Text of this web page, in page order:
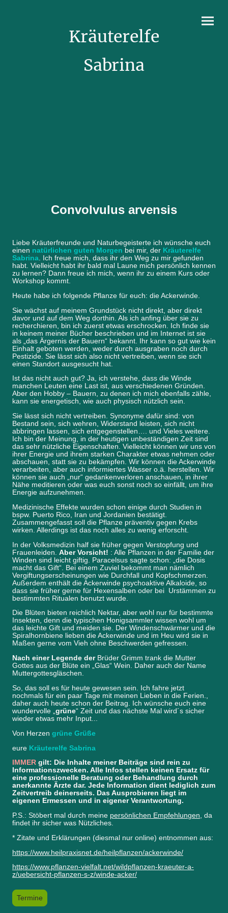
Kräuterelfe
Sabrina
Convolvulus arvensis
Liebe Kräuterfreunde und Naturbegeisterte ich wünsche euch
einen natürlichen guten Morgen bei mir, der Kräuterelfe
Sabrina . Ich freue mich, dass ihr den Weg zu mir gefunden
habt. Vielleicht habt ihr bald mal Laune mich persönlich kennen
zu lernen? Dann freue ich mich, wenn ihr zu einem Kurs oder
Workshop kommt.
Heute habe ich folgende Pflanze für euch: die Ackerwinde.
Sie wächst auf meinem Grundstück nicht direkt, aber direkt
davor und auf dem Weg dorthin. Als ich anfing über sie zu
recherchieren, bin ich zuerst etwas erschrocken. Ich finde sie
in keinem meiner Bücher beschrieben und im Internet ist sie
als „das Ärgernis der Bauern“ bekannt. Ihr kann so gut wie kein
Einhalt geboten werden, weder durch ausgraben noch durch
Pestizide. Sie lässt sich also nicht vertreiben, wenn sie sich
einen Standort ausgesucht hat.
Ist das nicht auch gut? Ja, ich verstehe, dass die Winde
manchen Leuten eine Last ist, aus verschiedenen Gründen.
Aber den Hobby – Bauern, zu denen ich mich ebenfalls zähle,
kann sie energetisch, wie auch physisch nützlich sein.
Sie lässt sich nicht vertreiben. Synonyme dafür sind: von
Bestand sein, sich wehren, Widerstand leisten, sich nicht
abbringen lassen, sich entgegenstellen…. und Vieles weitere.
Ich bin der Meinung, in der heutigen unbeständigen Zeit sind
das sehr nützliche Eigenschaften. Vielleicht können wir uns von
ihrer Energie und ihrem starken Charakter etwas nehmen oder
abschauen, statt sie zu bekämpfen. Wir können die Ackerwinde
verarbeiten, aber auch informiertes Wasser o.ä. herstellen. Wir
können sie auch „nur“ gedankenverloren anschauen, in ihrer
Nähe meditieren oder was euch sonst noch so einfällt, um ihre
Energie aufzunehmen.
Medizinische Effekte wurden schon einige durch Studien in
bspw. Puerto Rico, Iran und Jordanien bestätigt.
Zusammengefasst soll die Pflanze präventiv gegen Krebs
wirken. Allerdings ist das noch alles zu wenig erforscht.
In der Volksmedizin half sie früher gegen Verstopfung und
Frauenleiden. Aber Vorsicht! : Alle Pflanzen in der Familie der
Winden sind leicht giftig. Paracelsus sagte schon: „die Dosis
macht das Gift“. Bei einem Zuviel bekommt man nämlich
Vergiftungserscheinungen wie Durchfall und Kopfschmerzen.
Außerdem enthält die Ackerwinde psychoaktive Alkaloide, so
dass sie früher gerne für Hexensalben oder bei Urstämmen zu
bestimmten Ritualen benutzt wurde.
Die Blüten bieten reichlich Nektar, aber wohl nur für bestimmte
Insekten, denn die typischen Honigsammler wissen wohl um
das leichte Gift und meiden sie. Der Windenschwärmer und die
Spiralhornbiene lieben die Ackerwinde und im Heu wird sie in
Maßen gerne vom Vieh ohne Beschwerden gefressen.
Nach einer Legende derBrüder Grimm trank die Mutter
Gottes aus der Blüte ein „Glas“ Wein. Daher auch der Name
Muttergottesgläschen.
So, das soll es für heute gewesen sein. Ich fahre jetzt
nochmals für ein paar Tage mit meinen Lieben in die Ferien.,
daher auch heute schon der Beitrag. Ich wünsche euch eine
wundervolle „ grüne“ Zeit und das nächste Mal wird´s sicher
wieder etwas mehr Input...
Von Herzen grüne Grüße
eure Kräuterelfe Sabrina
IMMER gilt: Die Inhalte meiner Beiträge sind rein zu
Informationszwecken. Alle Infos stellen keinen Ersatz für
eine professionelle Beratung oder Behandlung durch
anerkannte Ärzte dar. Jede Information dient lediglich zum
Zeitvertreib deinerseits. Das Ausprobieren liegt im
eigenen Ermessen und in eigener Verantwortung.
P.S.: Stöbert mal durch meine persönlichen Empfehlungen, da
findet ihr sicher was Nützliches.
* Zitate und Erklärungen (diesmal nur online) entnommen aus:
https://www.heilpraxisnet.de/heilpflanzen/ackerwinde/
https://www.pflanzen-vielfalt.net/wildpflanzen-kraeuter-a-
z/uebersicht-pflanzen-s-z/winde-acker/
Termine